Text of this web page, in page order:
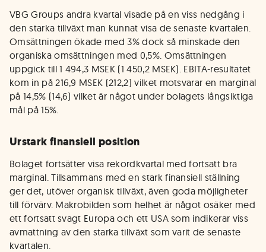
VBG Groups andra kvartal visade på en viss nedgång i
den starka tillväxt man kunnat visa de senaste kvartalen.
Omsättningen ökade med 3% dock så minskade den
organiska omsättningen med 0,5%. Omsättningen
uppgick till 1 494,3 MSEK (1 450,2 MSEK). EBITA-resultatet
kom in på 216,9 MSEK (212,2) vilket motsvarar en marginal
på 14,5% (14,6) vilket är något under bolagets långsiktiga
mål på 15%.
Urstark finansiell position
Bolaget fortsätter visa rekordkvartal med fortsatt bra
marginal. Tillsammans med en stark finansiell ställning
ger det, utöver organisk tillväxt, även goda möjligheter
till förvärv. Makrobilden som helhet är något osäker med
ett fortsatt svagt Europa och ett USA som indikerar viss
avmattning av den starka tillväxt som varit de senaste
kvartalen.